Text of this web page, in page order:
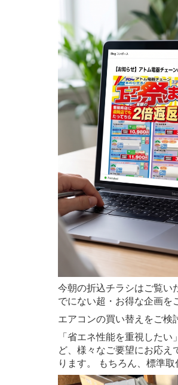
今朝の折込チラシはご覧い
でにない超・お得な企画を
エアコンの買い替えをご検
「省エネ性能を重視した
ど、様々なご要望にお応え
ります。 もちろん、標準